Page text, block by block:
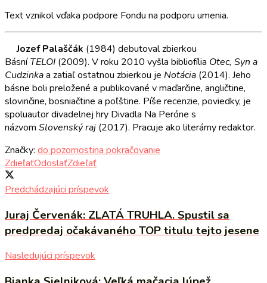
Text vznikol vďaka podpore Fondu na podporu umenia.
Jozef Palaščák (1984) debutoval zbierkou
BásníTELOI (2009). V roku 2010 vyšla bibliofília Otec, Syn a
Cudzinkaa zatiaľ ostatnou zbierkou je Notácia (2014). Jeho
básne boli preložené a publikované v maďarčine, angličtine,
slovinčine, bosniačtine a poľštine. Píše recenzie, poviedky, je
spoluautor divadelnej hry Divadla Na Peróne s
názvom Slovenský raj (2017). Pracuje ako literárny redaktor.
Značky: do pozornostina pokračovanie
ZdieľaťOdoslaťZdieľať
Predchádzajúci príspevok
Juraj Červenák: ZLATÁ TRUHLA. Spustil sa
predpredaj očakávaného TOP titulu tejto jesene
Nasledujúci príspevok